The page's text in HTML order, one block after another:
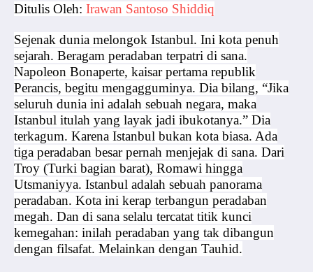
Ditulis Oleh: Irawan Santoso Shiddiq
Sejenak dunia melongok Istanbul. Ini kota penuh
sejarah. Beragam peradaban terpatri di sana.
Napoleon Bonaperte, kaisar pertama republik
Perancis, begitu mengagguminya. Dia bilang, “Jika
seluruh dunia ini adalah sebuah negara, maka
Istanbul itulah yang layak jadi ibukotanya.” Dia
terkagum. Karena Istanbul bukan kota biasa. Ada
tiga peradaban besar pernah menjejak di sana. Dari
Troy (Turki bagian barat), Romawi hingga
Utsmaniyya. Istanbul adalah sebuah panorama
peradaban. Kota ini kerap terbangun peradaban
megah. Dan di sana selalu tercatat titik kunci
kemegahan: inilah peradaban yang tak dibangun
dengan filsafat. Melainkan dengan Tauhid.